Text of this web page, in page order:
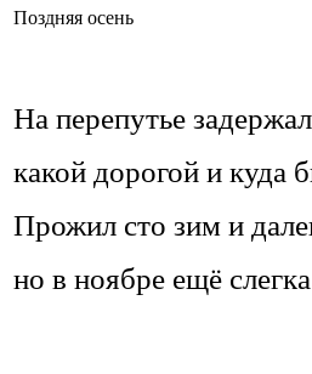
Поздняя осень
На перепутье
какой дорогой и куда
Прожил сто зим и
но в ноябре ещё